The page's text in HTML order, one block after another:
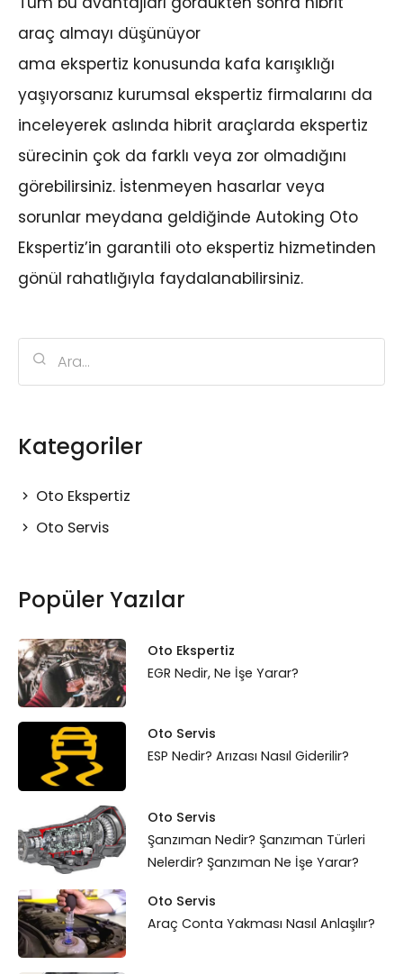
araç almayı düşünüyor
ama ekspertiz konusunda kafa karışıklığı
yaşıyorsanız kurumsal ekspertiz firmalarını da
inceleyerek aslında hibrit araçlarda ekspertiz
sürecinin çok da farklı veya zor olmadığını
görebilirsiniz. İstenmeyen hasarlar veya
sorunlar meydana geldiğinde Autoking Oto
Ekspertiz’in garantili oto ekspertiz hizmetinden
gönül rahatlığıyla faydalanabilirsiniz.
Kategoriler
Oto Ekspertiz
Oto Servis
Popüler Yazılar
Oto Ekspertiz
EGR Nedir, Ne İşe Yarar?
Oto Servis
ESP Nedir? Arızası Nasıl Giderilir?
Oto Servis
Şanzıman Nedir? Şanzıman Türleri
Nelerdir? Şanzıman Ne İşe Yarar?
Oto Servis
Araç Conta Yakması Nasıl Anlaşılır?